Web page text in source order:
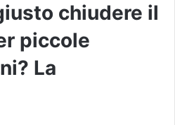
chiudere il
piccole
La